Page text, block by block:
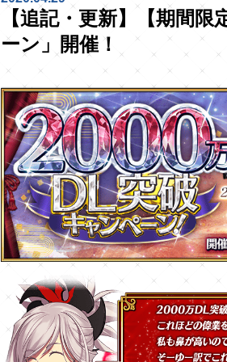
【追記・更新】【期間
ーン」開催！